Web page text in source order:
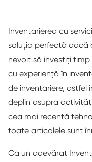
Inventarierea cu
soluția perfectă dacă
nevoit să investiți
cu experiență în
de inventariere,
deplin asupra
cea mai recentă
toate articolele sunt
Ca un adevărat